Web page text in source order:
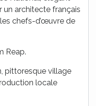
un architecte français
chefs-d’œuvre de
Reap.
pittoresque village
locale